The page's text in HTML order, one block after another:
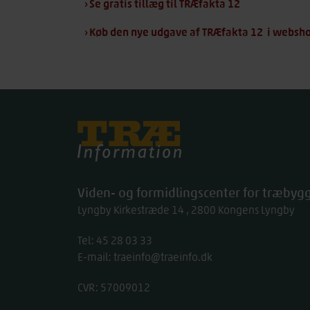
› Se gratis tillæg til TRÆfakta 12
› Køb den nye udgave af TRÆfakta 12 i
Viden- og formidlingscenter for
Lyngby Kirkestræde 14 2800 Kongens Lyngby
Tel: work
45 28 03 33
E-mail: traeinfo@traeinfo.dk
CVR: 57009012